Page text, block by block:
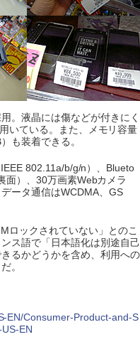
。液晶には傷などが付きにく
いている。また、メモリ容量
も装着できる。
802.11a/b/g/n）、Blueto
面）、30万画素Webカメラ
ータ通信はWCDMA、GS
ロックされていない」とのこ
ス語で「日本語化は別途自己
るかどうかを含め、利用への
。
EN/Consumer-Product-and-S
EN